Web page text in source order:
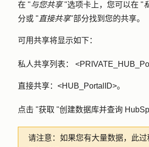
在 "与您共享"选项卡上，您可以在 "
分或 " 直接共享"部分找到您的共享。
可用共享将显示如下：
私人共享列表 ：
直接共享：<HUB_PortalID>。
点击 "获取 "创建数据库并查询
请注意： 如果您有大量数据，此